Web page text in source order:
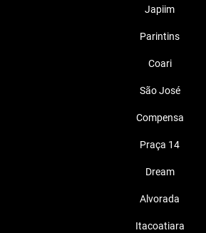
Japiim
Parintins
Coari
São José
Compensa
Praça 14
Dream
Alvorada
Itacoatiara